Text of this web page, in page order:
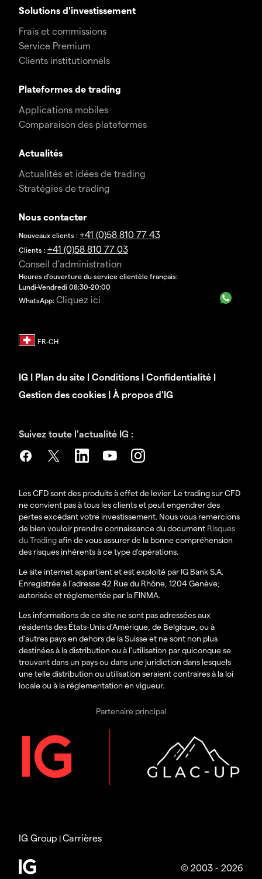
Solutions d'investissement
Frais et commissions
Service Premium
Clients institutionnels
Plateformes de trading
Applications mobiles
Comparaison des plateformes
Actualités
Actualités et idées de trading
Stratégies de trading
Nous contacter
Nouveaux clients : +41 (0)58 810 77 43
Clients : +41 (0)58 810 77 03
Conseil d'administration
Heures d’ouverture du service clientèle français:
Lundi-Vendredi 08:30-20:00
WhatsApp: Cliquez ici
IG | Plan du site | Conditions | Confidentialité |
Gestion des cookies | À propos d'IG
Suivez toute l'actualité IG :
Les CFD sont des produits à effet de levier. Le trading sur CFD
ne convient pas à tous les clients et peut engendrer des
pertes excédant votre investissement. Nous vous remercions
de bien vouloir prendre connaissance du document Risques
du Tradingafin de vous assurer de la bonne compréhension
des risques inhérents à ce type d'opérations.
Le site internet appartient et est exploité par IG Bank S.A.
Enregistrée à l'adresse 42 Rue du Rhône, 1204 Genève;
autorisée et réglementée par la FINMA.
Les informations de ce site ne sont pas adressées aux
résidents des États-Unis d’Amérique, de Belgique, ou à
d'autres pays en dehors de la Suisse et ne sont non plus
destinées à la distribution ou à l'utilisation par quiconque se
trouvant dans un pays ou dans une juridiction dans lesquels
une telle distribution ou utilisation seraient contraires à la loi
locale ou à la réglementation en vigueur.
Partenaire principal
© 2003 - 2026
IG Group |Carrières